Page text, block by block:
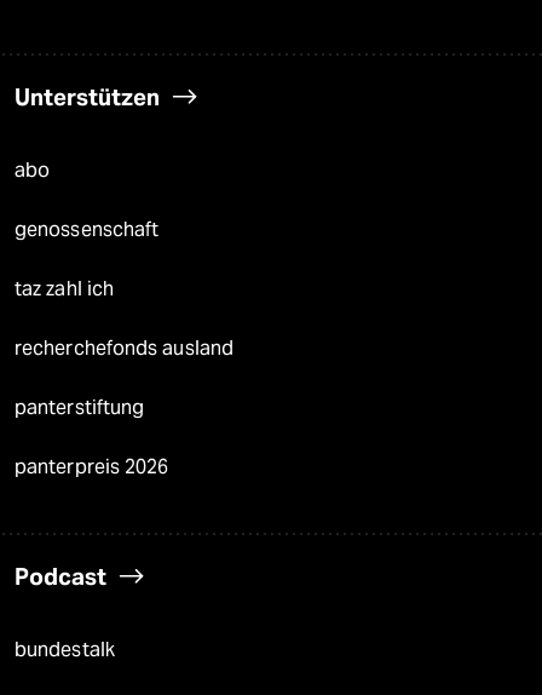
Unterstützen
abo
genossenschaft
taz zahl ich
recherchefonds ausland
panterstiftung
panterpreis 2026
Podcast
bundestalk